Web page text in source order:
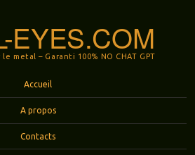
EYES.COM
metal – Garanti 100% NO CHAT GPT
Accueil
A propos
Contacts